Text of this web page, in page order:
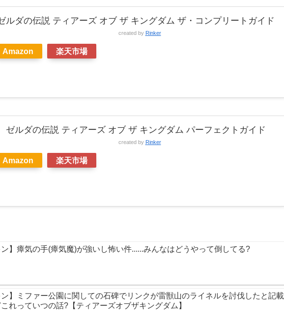
ルダの伝説 ティアーズ オブ ザ キングダム ザ・コンプリートガイド
created by Rinker
Amazon 楽天市場
ゼルダの伝説 ティアーズ オブ ザ キングダム パーフェクトガイド
created by Rinker
Amazon 楽天市場
ン】瘴気の手(瘴気魔)が強いし怖い件......みんなはどうやって倒してる?
ン】ミファー公園に関しての石碑でリンクが雷獣山のライネルを討伐したと記載
れっていつの話?【ティアーズオブザキングダム】